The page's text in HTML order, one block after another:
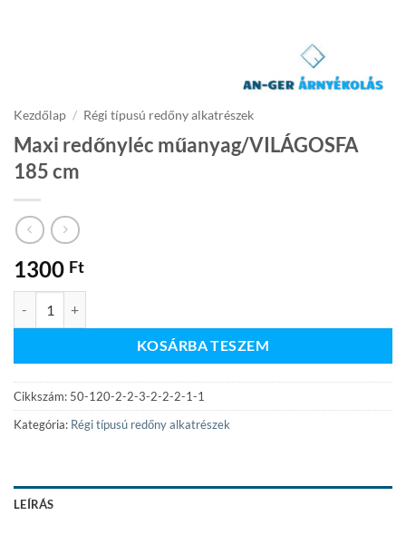
Kezdőlap / Régi típusú redőny alkatrészek
Maxi redőnyléc műanyag/VILÁGOSFA
185 cm
1300 Ft
KOSÁRBA TESZEM
Cikkszám: 50-120-2-2-3-2-2-2-1-1
Kategória: Régi típusú redőny alkatrészek
LEÍRÁS